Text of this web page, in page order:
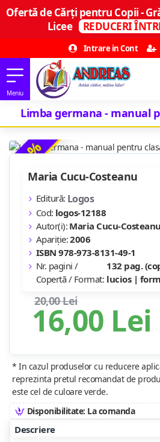
Ofertă de Cărți pentru Copii -
Licee
REDUCERI
Intrare in Cont
Limba germana - manual
-20 %
16,00 Lei
20,00 Lei
Maria Cucu-Costeanu
Editură: Logos
Cod: logos-12188
Autor(i): Maria Cucu-Costeanu
Apariție:2006
ISBN 978-973-8131-49-1
Nr. pagini /
Copertă / Format:
132 pag.
lucios |
* In cazul produselor cu reducere
reprezinta pretul recomandat de
este cel de culoare verde.
Disponibilitate: La comanda
Descriere